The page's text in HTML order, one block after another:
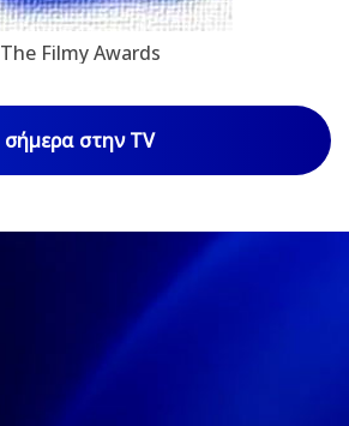
The Filmy Awards
σήμερα στην TV